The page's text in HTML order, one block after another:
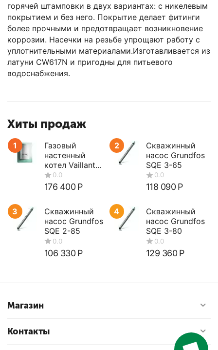
горячей штамповки в двух вариантах: с никелевым
покрытием и без него. Покрытие делает фитинги
более прочными и предотвращает возникновение
коррозии. Насечки на резьбе упрощают работу с
уплотнительными материалами.Изготавливается из
латуни CW617N и пригодны для питьевого
водоснабжения.
Хиты продаж
1
Газовый
настенный
котел Vaillant
turboTEC plus
VUW 362/5-5
176 400 Р
2
Скважинный
насос Grundfos
SQE 3-65
118 090 Р
3
Скважинный
насос Grundfos
SQE 2-85
106 330 Р
4
Скважинный
насос Grundfos
SQE 3-80
129 360 Р
Магазин
Контакты